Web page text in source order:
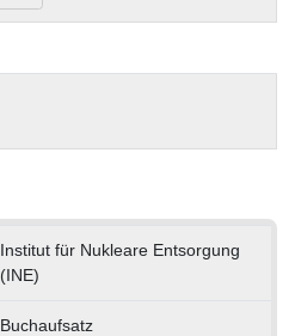
Institut für Nukleare Entsorgung
(INE)
Buchaufsatz